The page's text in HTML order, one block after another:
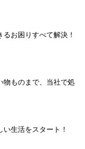
お困りすべて解決！
物ものまで、当社で処
生活をスタート！